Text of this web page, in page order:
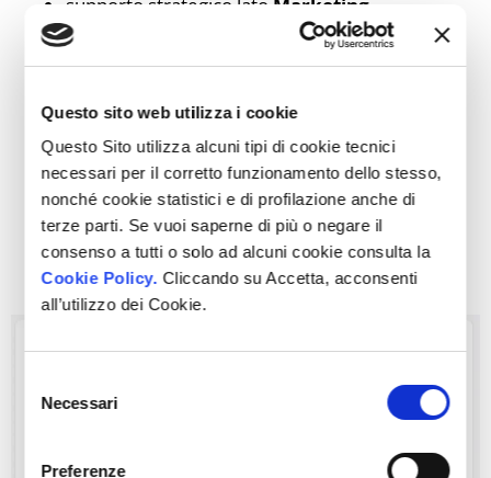
Questo sito web utilizza i cookie
Questo Sito utilizza alcuni tipi di cookie tecnici
necessari per il corretto funzionamento dello stesso,
nonché cookie statistici e di profilazione anche di
terze parti. Se vuoi saperne di più o negare il
consenso a tutti o solo ad alcuni cookie consulta la
Cookie Policy. Cliccando su Accetta, acconsenti
all’utilizzo dei Cookie.
delNecessari
Preferenze
Automation
calcolo delCLTV;
definizione del budget pubblicitario(in grado
di ottenere l’utile desiderato).
Metodo data-driven-
conversion